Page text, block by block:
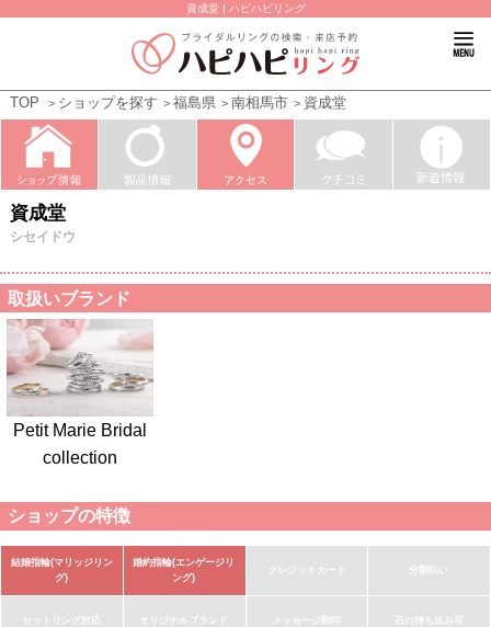
資成堂 | ハピハピリング
TOP ショップを探す 福島県 南相馬市 資成堂
資成堂
シセイドウ
取扱いブランド
Petit Marie Bridal
collection
ショップの特徴
結婚指輪(マリッジリン
グ)
婚約指輪(エンゲージリ
ング)
クレジットカード 分割払い
セットリング対応 オリジナルブランド メッセージ刻印 石の持ち込み可